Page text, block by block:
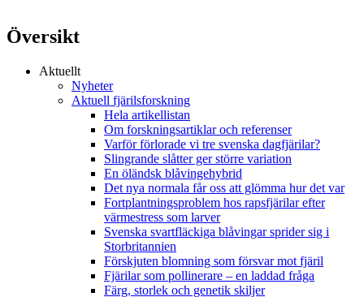
Översikt
Aktuellt
Nyheter
Aktuell fjärilsforskning
Hela artikellistan
Om forskningsartiklar och referenser
Varför förlorade vi tre svenska dagfjärilar?
Slingrande slåtter ger större variation
En öländsk blåvingehybrid
Det nya normala får oss att glömma hur det var
Fortplantningsproblem hos rapsfjärilar efter
värmestress som larver
Svenska svartfläckiga blåvingar sprider sig i
Storbritannien
Förskjuten blomning som försvar mot fjäril
Fjärilar som pollinerare – en laddad fråga
Färg, storlek och genetik skiljer